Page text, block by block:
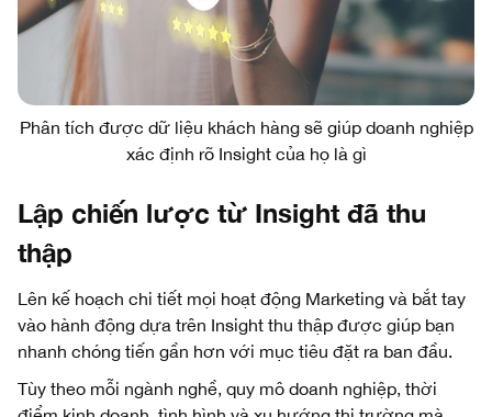
Phân tích được dữ liệu khách hàng sẽ giúp doanh nghiệp
xác định rõ Insight của họ là gì
Lập chiến lược từ Insight đã thu
thập
Lên kế hoạch chi tiết mọi hoạt động Marketing và bắt tay
vào hành động dựa trên Insight thu thập được giúp bạn
nhanh chóng tiến gần hơn với mục tiêu đặt ra ban đầu.
Tùy theo mỗi ngành nghề, quy mô doanh nghiệp, thời